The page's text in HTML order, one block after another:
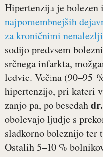
Hipertenzija je bolezen
najpomembnejših
za kroničnimi
sodijo predvsem
srčnega infarkta,
ledvic. Večina (90–95
hipertenzijo, pri kateri
zanjo pa, po besedah
obolevajo ljudje s
sladkorno boleznijo ter
Ostalih 5–10 %